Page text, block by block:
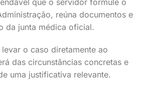
que o servidor formule o
reúna documentos e
da junta médica oficial.
o caso diretamente ao
das circunstâncias concretas e
uma justificativa relevante.